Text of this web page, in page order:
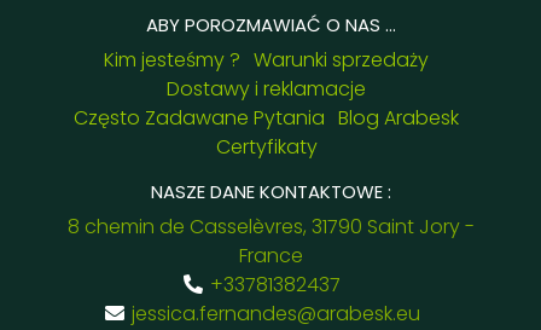
ABY POROZMAWIAĆ O NAS ...
Kim jesteśmy ? Warunki sprzedaży
Dostawy i reklamacje
Często Zadawane Pytania Blog Arabesk
Certyfikaty
NASZE DANE KONTAKTOWE :
8 chemin de Casselèvres, 31790 Saint Jory -
France
+33781382437
jessica.fernandes@arabesk.eu